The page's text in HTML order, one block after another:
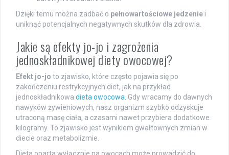
Dzięki temu można zadbać o pełnowartościowe jedzenie i
uniknąć potencjalnych negatywnych skutków dla zdrowia.
Jakie są efekty jo-jo i zagrożenia
jednoskładnikowej diety owocowej?
Efekt jo-jo to zjawisko, które często pojawia się po
zakończeniu restrykcyjnych diet, jak na przykład
jednoskładnikowa dieta owocowa. Gdy wracamy do dawnych
nawyków żywieniowych, nasz organizm szybko odzyskuje
utraconą masę ciała, a czasami nawet przybiera dodatkowe
kilogramy. To zjawisko jest wynikiem gwałtownych zmian w
diecie oraz metabolizmie.